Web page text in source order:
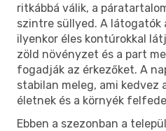
ritkábbá válik, a
szintre süllyed. A látogatók
ilyenkor éles kontúrokkal
zöld növényzet és a part
fogadják az érkezőket. A
stabilan meleg, ami kedvez
életnek és a környék
Ebben a szezonban a